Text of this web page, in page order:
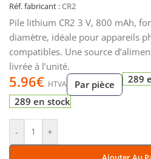
Réf. fabricant :CR2
Pile lithium CR2 3 V, 800 mAh,
diamètre, idéale pour appareils
compatibles. Une source
livrée à l’unité.
5.96€ HTVA Par pièce
289
289 en stock
- +